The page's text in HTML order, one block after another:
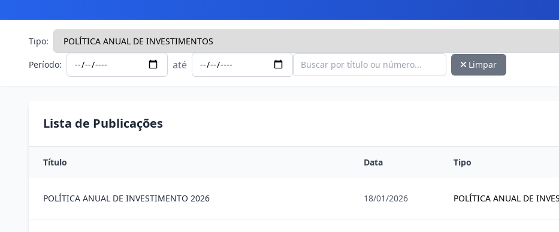
Tipo:
Período: até Limpar
Lista de Publicações
Título Data Tipo
POLÍTICA ANUAL DE INVESTIMENTO 2026 18/01/2026 POLÍTICA ANUAL DE